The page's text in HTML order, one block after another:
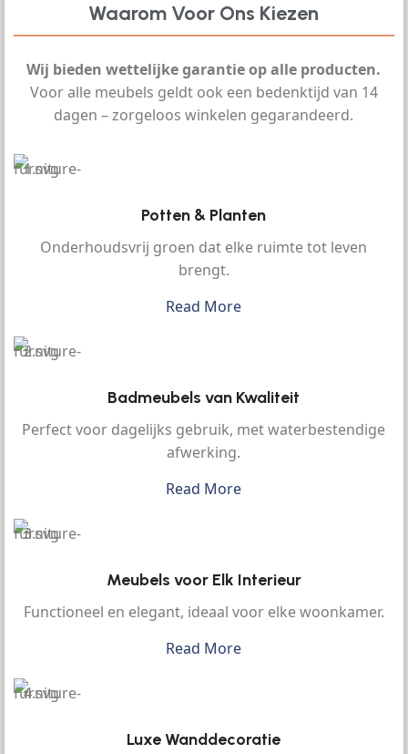
Waarom Voor Ons Kiezen
Wij bieden wettelijke garantie op alle producten.
Voor alle meubels geldt ook een bedenktijd van 14
dagen – zorgeloos winkelen gegarandeerd.
Potten & Planten
Onderhoudsvrij groen dat elke ruimte tot leven
brengt.
Read More
Badmeubels van Kwaliteit
Perfect voor dagelijks gebruik, met waterbestendige
afwerking.
Read More
Meubels voor Elk Interieur
Functioneel en elegant, ideaal voor elke woonkamer.
Read More
Luxe Wanddecoratie